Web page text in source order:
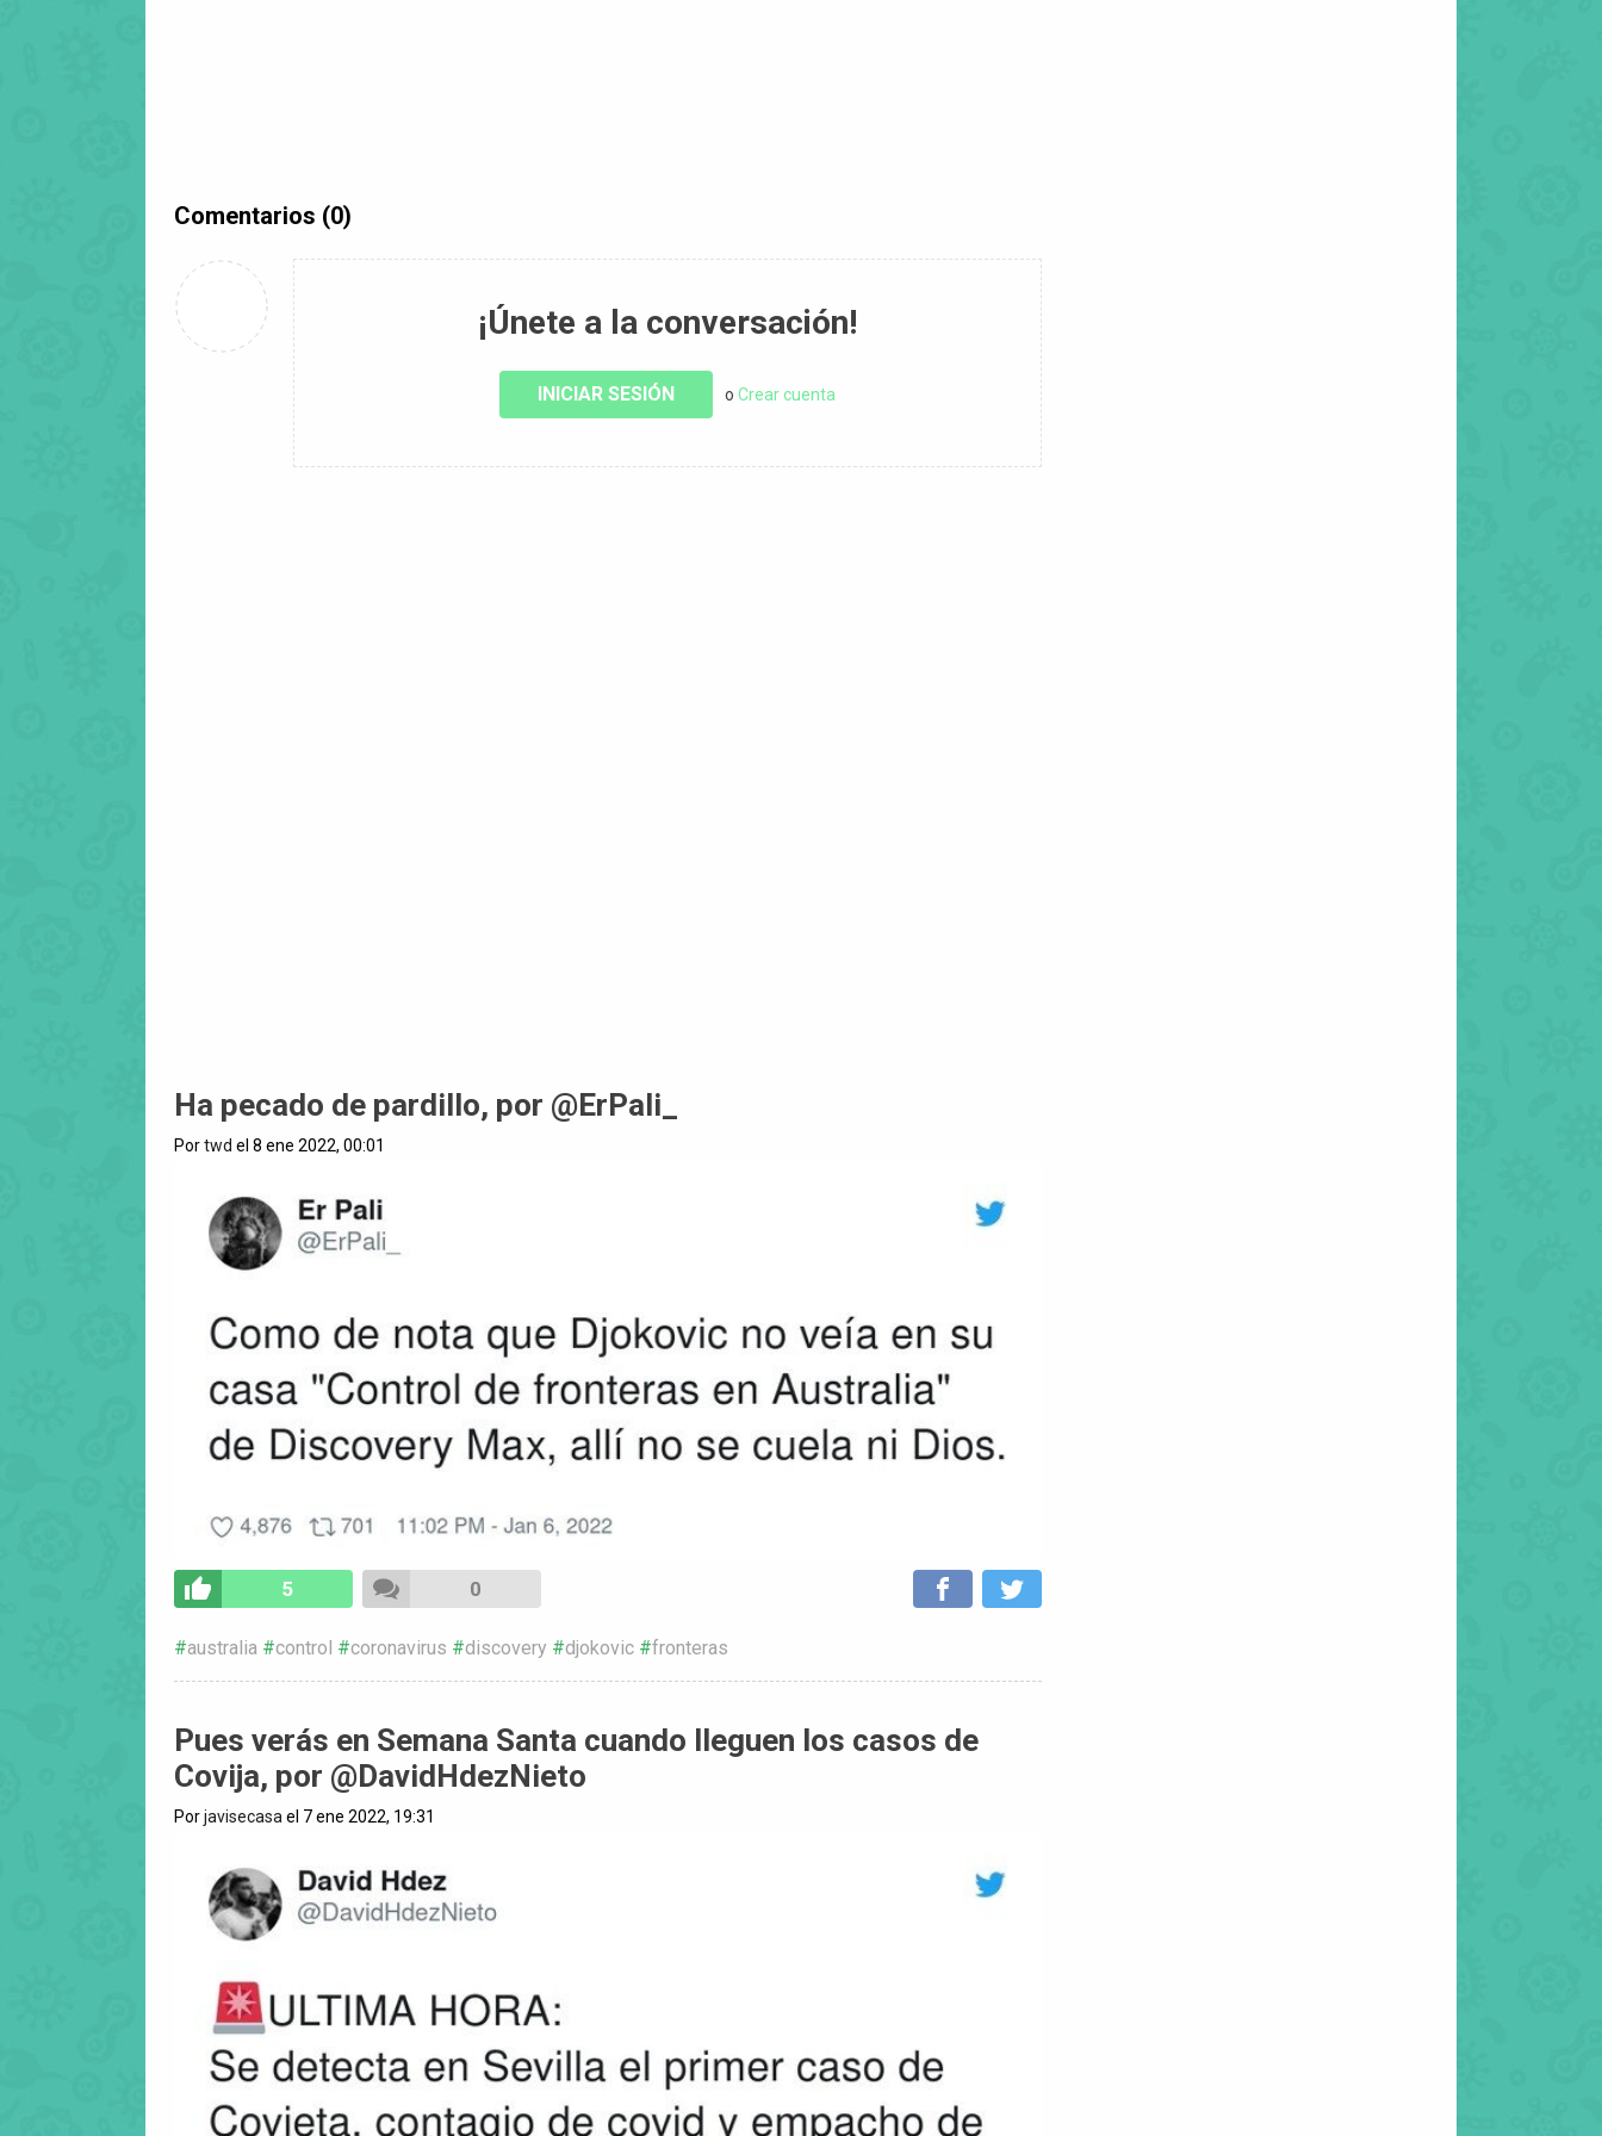
Comentarios (0)
¡Únete a la conversación!
INICIAR SESIÓN o Crear cuenta
Ha pecado de pardillo, por @ErPali_
Portwd el 8 ene 2022, 00:01
5 0
australia control coronavirus discovery djokovic fronteras
Pues verás en Semana Santa cuando lleguen los casos de
Covija, por @DavidHdezNieto
Porjavisecasa el 7 ene 2022, 19:31